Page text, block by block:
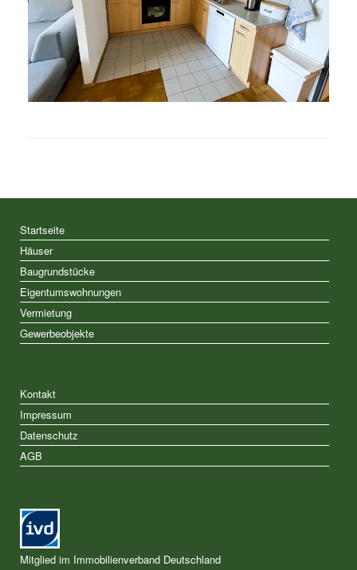
Startseite
Häuser
Baugrundstücke
Eigentumswohnungen
Vermietung
Gewerbeobjekte
Kontakt
Impressum
Datenschutz
AGB
Mitglied im Immobilienverband Deutschland